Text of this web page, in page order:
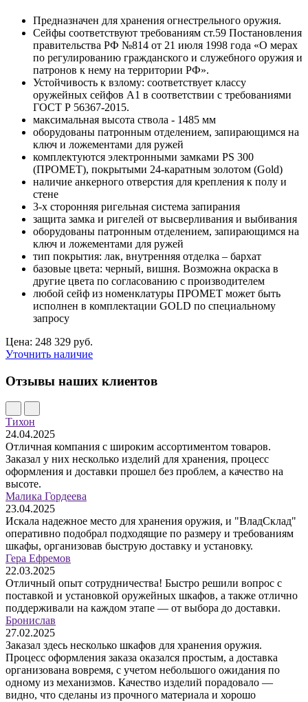
Предназначен для хранения огнестрельного оружия.
Сейфы соответствуют требованиям ст.59 Постановления
правительства РФ №814 от 21 июля 1998 года «О мерах
по регулированию гражданского и служебного оружия и
патронов к нему на территории РФ».
Устойчивость к взлому: соответствует классу
оружейных сейфов А1 в соответствии с требованиями
ГОСТ Р 56367-2015.
максимальная высота ствола - 1485 мм
оборудованы патронным отделением, запирающимся на
ключ и ложементами для ружей
комплектуются электронными замками PS 300
(ПРОМЕТ), покрытыми 24-каратным золотом (Gold)
наличие анкерного отверстия для крепления к полу и
стене
3-х сторонняя ригельная система запирания
защита замка и ригелей от высверливания и выбивания
оборудованы патронным отделением, запирающимся на
ключ и ложементами для ружей
тип покрытия: лак, внутренняя отделка – бархат
базовые цвета: черный, вишня. Возможна окраска в
другие цвета по согласованию с производителем
любой сейф из номенклатуры ПРОМЕТ может быть
исполнен в комплектации GOLD по специальному
запросу
Цена: 248 329 руб.
Уточнить наличие
Отзывы наших клиентов
Тихон
24.04.2025
Отличная компания с широким ассортиментом товаров.
Заказал у них несколько изделий для хранения, процесс
оформления и доставки прошел без проблем, а качество на
высоте.
Малика Гордеева
23.04.2025
Искала надежное место для хранения оружия, и "ВладСклад"
оперативно подобрал подходящие по размеру и требованиям
шкафы, организовав быструю доставку и установку.
Гера Ефремов
22.03.2025
Отличный опыт сотрудничества! Быстро решили вопрос с
поставкой и установкой оружейных шкафов, а также отлично
поддерживали на каждом этапе — от выбора до доставки.
Бронислав
27.02.2025
Заказал здесь несколько шкафов для хранения оружия.
Процесс оформления заказа оказался простым, а доставка
организована вовремя, с учетом небольшого ожидания по
одному из механизмов. Качество изделий порадовало —
видно, что сделаны из прочного материала и хорошо